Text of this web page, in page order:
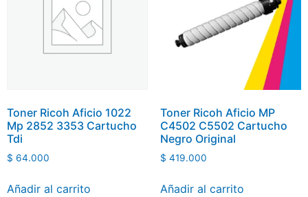
Toner Ricoh Aficio 1022
Mp 2852 3353 Cartucho
Tdi
$ 64.000
Añadir al carrito
Toner Ricoh Aficio MP
C4502 C5502 Cartucho
Negro Original
$ 419.000
Añadir al carrito